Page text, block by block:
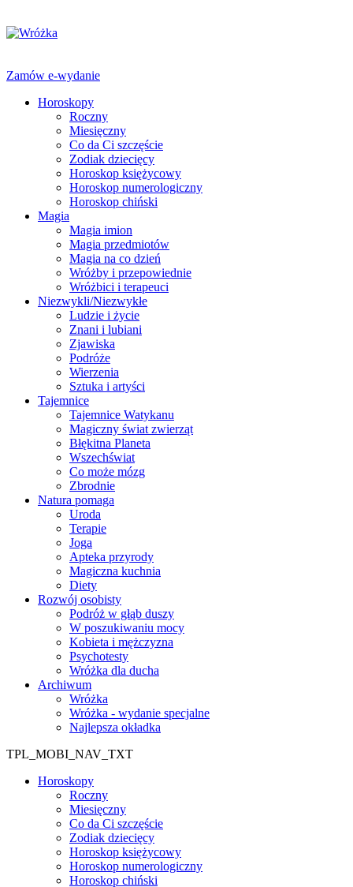
Zamów e-wydanie
Horoskopy
Roczny
Miesięczny
Co da Ci szczęście
Zodiak dziecięcy
Horoskop księżycowy
Horoskop numerologiczny
Horoskop chiński
Magia
Magia imion
Magia przedmiotów
Magia na co dzień
Wróżby i przepowiednie
Wróżbici i terapeuci
Niezwykli/Niezwykłe
Ludzie i życie
Znani i lubiani
Zjawiska
Podróże
Wierzenia
Sztuka i artyści
Tajemnice
Tajemnice Watykanu
Magiczny świat zwierząt
Błękitna Planeta
Wszechświat
Co może mózg
Zbrodnie
Natura pomaga
Uroda
Terapie
Joga
Apteka przyrody
Magiczna kuchnia
Diety
Rozwój osobisty
Podróż w głąb duszy
W poszukiwaniu mocy
Kobieta i mężczyzna
Psychotesty
Wróżka dla ducha
Archiwum
Wróżka
Wróżka - wydanie specjalne
Najlepsza okładka
TPL_MOBI_NAV_TXT
Horoskopy
Roczny
Miesięczny
Co da Ci szczęście
Zodiak dziecięcy
Horoskop księżycowy
Horoskop numerologiczny
Horoskop chiński